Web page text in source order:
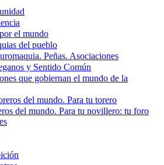
el mundo
del pueblo
Peñas. Asociaciones
y Sentido Común
que gobiernan el mundo de la
del mundo. Para tu torero
del mundo. Para tu novillero: tu foro